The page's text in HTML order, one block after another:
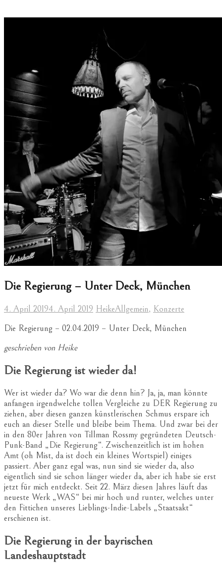
Die Regierung – Unter Deck, München
4. April 20194. April 2019 HeikeAllgemein, Konzerte
Die Regierung – 02.04.2019 – Unter Deck, München
geschrieben von Heike
Die Regierung ist wieder da!
Wer ist wieder da? Wo war die denn hin? Ja, ja, man könnte
anfangen irgendwelche tollen Vergleiche zu DER Regierung zu
ziehen, aber diesen ganzen künstlerischen Schmus erspare ich
euch an dieser Stelle und bleibe beim Thema. Und zwar bei der
in den 80er Jahren von Tillman Rossmy gegründeten Deutsch-
Punk-Band „Die Regierung“. Zwischenzeitlich ist im hohen
Amt (oh Mist, da ist doch ein kleines Wortspiel) einiges
passiert. Aber ganz egal was, nun sind sie wieder da, also
eigentlich sind sie schon länger wieder da, aber ich habe sie erst
jetzt für mich entdeckt. Seit 22. März diesen Jahres läuft das
neueste Werk „WAS“ bei mir hoch und runter, welches unter
den Fittichen unseres Lieblings-Indie-Labels „Staatsakt“
erschienen ist.
Die Regierung in der bayrischen
Landeshauptstadt